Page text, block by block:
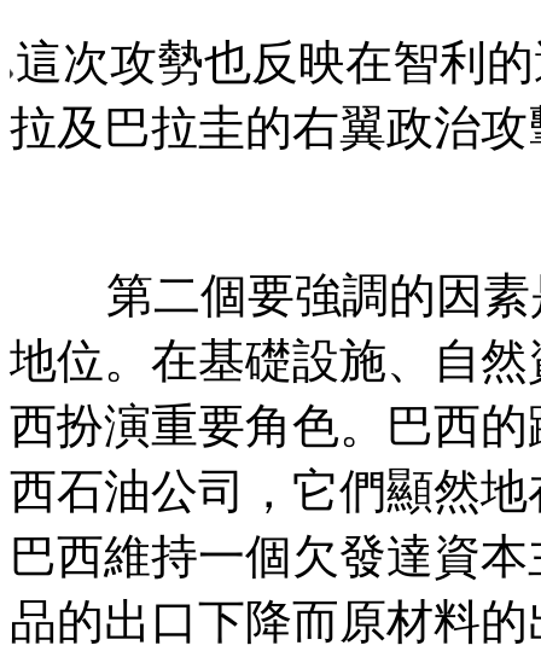
這次攻勢也反映在智利
拉及巴拉圭的右翼政治攻
第二個要強調的因
地位。在基礎設施、自
西扮演重要角色。巴西
西石油公司，它們顯然
巴西維持一個欠發達資
品的出口下降而原材料